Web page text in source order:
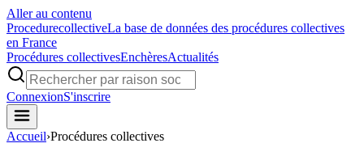
Aller au contenu
ProcedurecollectiveLa base de données des procédures collectives
en France
Procédures collectivesEnchèresActualités
ConnexionS'inscrire
Accueil›Procédures collectives